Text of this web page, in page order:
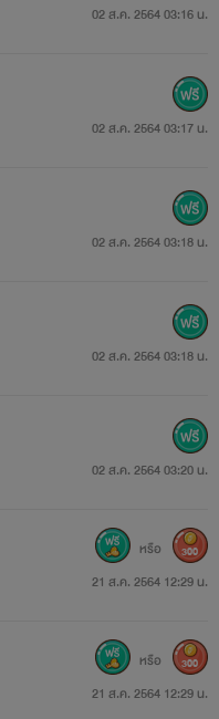
02 ส.ค. 2564 03:16 น.
02 ส.ค. 2564 03:17 น.
02 ส.ค. 2564 03:18 น.
02 ส.ค. 2564 03:18 น.
02 ส.ค. 2564 03:20 น.
21 ส.ค. 2564 12:29 น.
หรือ 300
21 ส.ค. 2564 12:29 น.
หรือ 300